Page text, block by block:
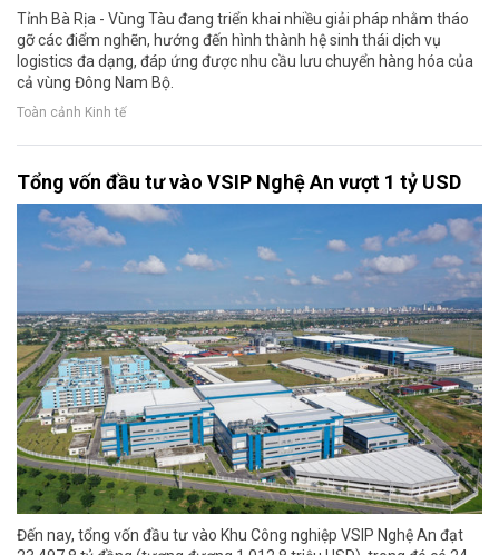
Tỉnh Bà Rịa - Vùng Tàu đang triển khai nhiều giải pháp nhằm tháo
gỡ các điểm nghẽn, hướng đến hình thành hệ sinh thái dịch vụ
logistics đa dạng, đáp ứng được nhu cầu lưu chuyển hàng hóa của
cả vùng Đông Nam Bộ.
Toàn cảnh Kinh tế
Tổng vốn đầu tư vào VSIP Nghệ An vượt 1 tỷ USD
Đến nay, tổng vốn đầu tư vào Khu Công nghiệp VSIP Nghệ An đạt